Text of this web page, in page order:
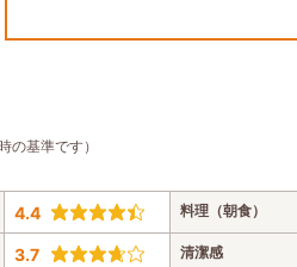
の基準です）
4.4 料理（朝食）
3.7 清潔感